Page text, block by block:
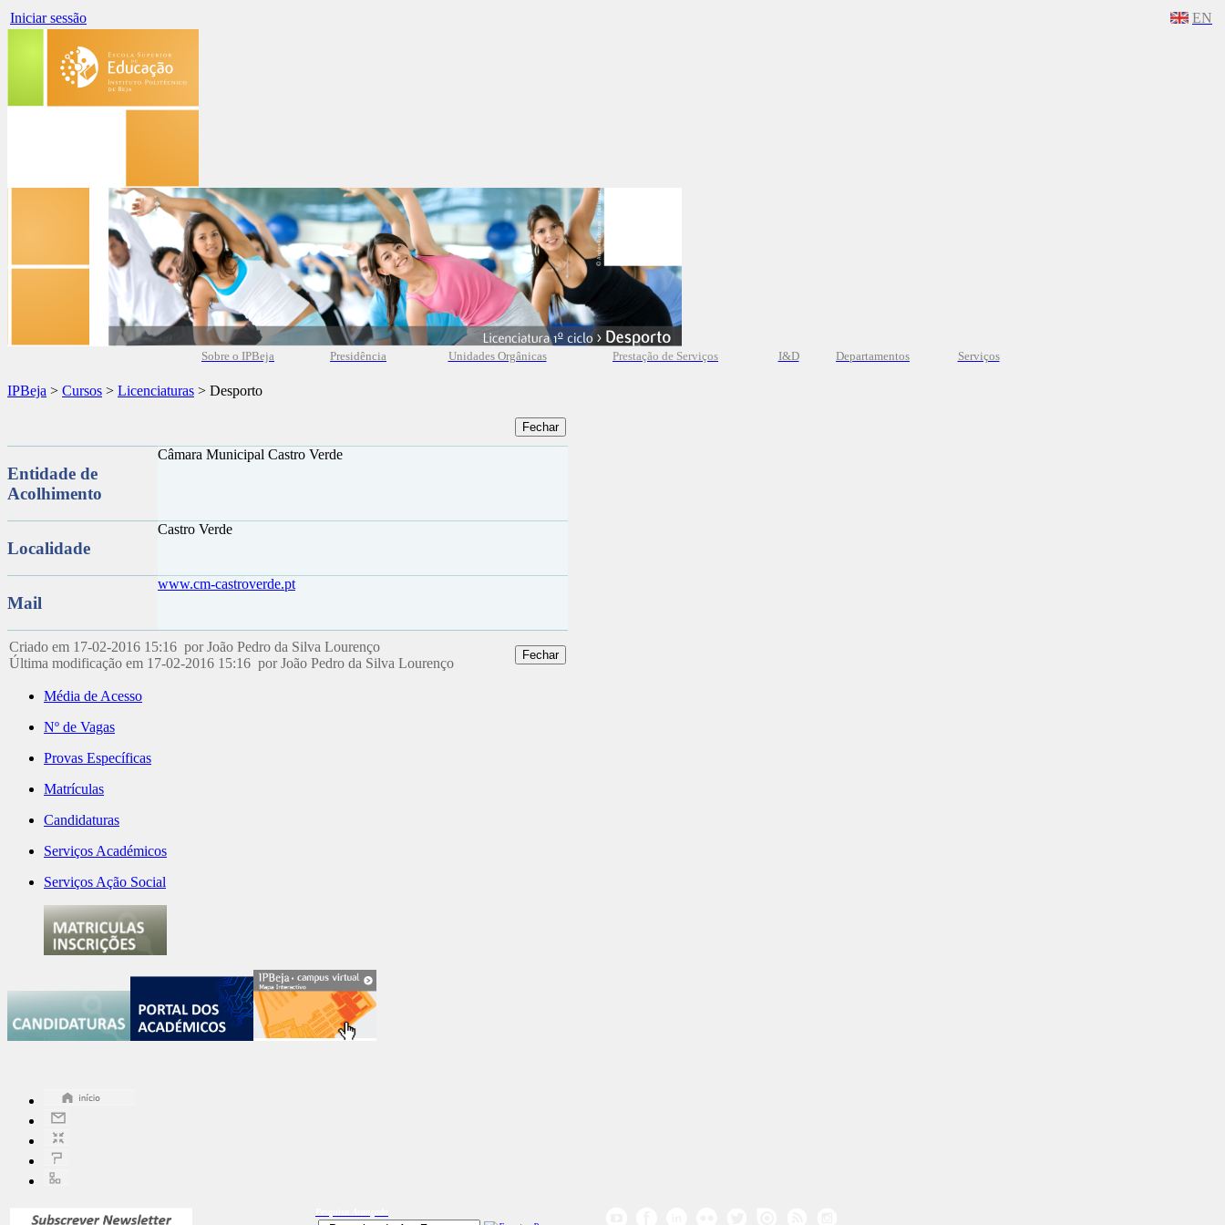
Iniciar sessão EN
Sobre o IPBeja Presidência Unidades Orgânicas Prestação de Serviços I&D Departamentos Serviços
IPBeja > Cursos > Licenciaturas > Desporto
Entidade de
Acolhimento
Câmara Municipal Castro Verde
Localidade
Castro Verde
Mail
www.cm-castroverde.pt
Criado em 17-02-2016 15:16 por João Pedro da Silva Lourenço
Última modificação em 17-02-2016 15:16 por João Pedro da Silva Lourenço
Média de Acesso
Nº de Vagas
Provas Específicas
Matrículas
Candidaturas
Serviços Académicos
Serviços Ação Social